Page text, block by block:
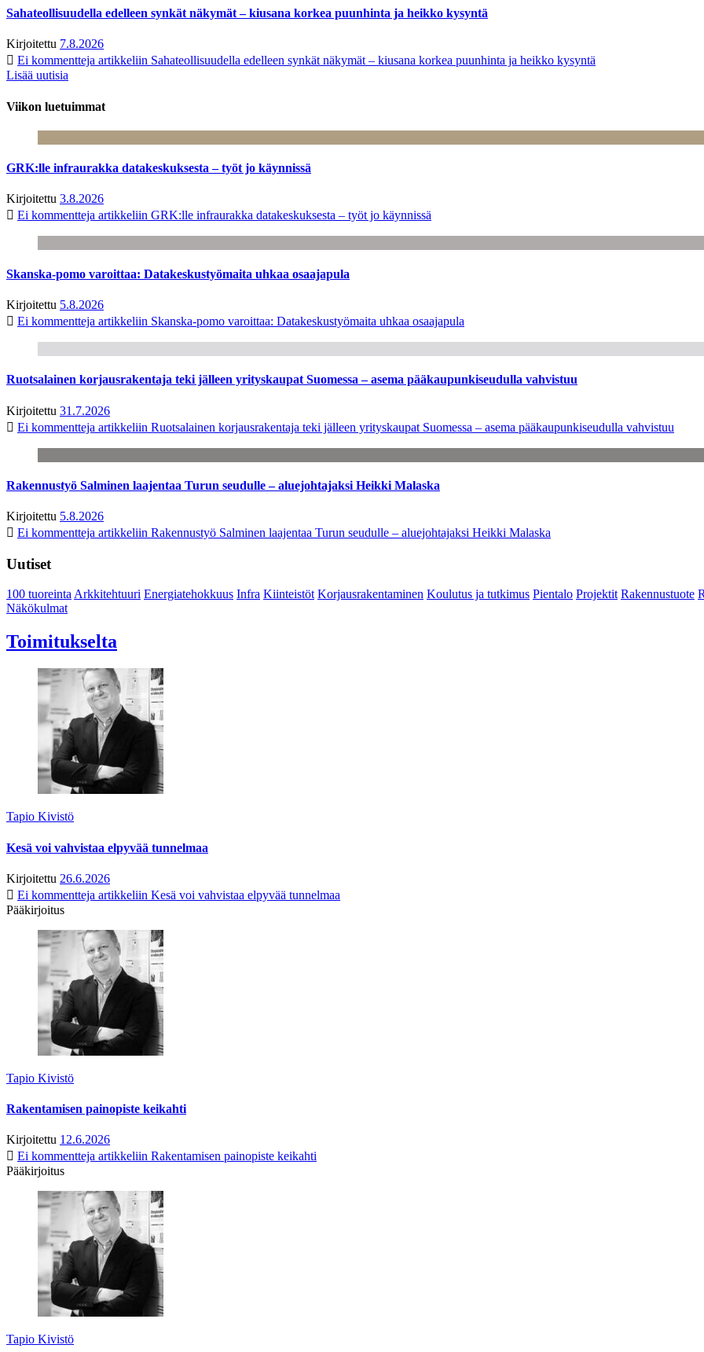
Sahateollisuudella edelleen synkät näkymät – kiusana korkea puunhinta ja heikko kysyntä
Kirjoitettu 7.8.2026
Ei kommentteja artikkeliin Sahateollisuudella edelleen synkät näkymät – kiusana korkea puunhinta ja heikko kysyntä
Lisää uutisia
Viikon luetuimmat
GRK:lle infraurakka datakeskuksesta – työt jo käynnissä
Kirjoitettu 3.8.2026
Ei kommentteja artikkeliin GRK:lle infraurakka datakeskuksesta – työt jo käynnissä
Skanska-pomo varoittaa: Datakeskustyömaita uhkaa osaajapula
Kirjoitettu 5.8.2026
Ei kommentteja artikkeliin Skanska-pomo varoittaa: Datakeskustyömaita uhkaa osaajapula
Ruotsalainen korjausrakentaja teki jälleen yrityskaupat Suomessa – asema pääkaupunkiseudulla vahvistuu
Kirjoitettu 31.7.2026
Ei kommentteja artikkeliin Ruotsalainen korjausrakentaja teki jälleen yrityskaupat Suomessa – asema pääkaupunkiseudulla vahvistuu
Rakennustyö Salminen laajentaa Turun seudulle – aluejohtajaksi Heikki Malaska
Kirjoitettu 5.8.2026
Ei kommentteja artikkeliin Rakennustyö Salminen laajentaa Turun seudulle – aluejohtajaksi Heikki Malaska
Uutiset
100 tuoreintaArkkitehtuuri Energiatehokkuus Infra Kiinteistöt Korjausrakentaminen Koulutus ja tutkimus Pientalo Projektit Rakennustuote
Näkökulmat
Toimitukselta
Tapio Kivistö
Kesä voi vahvistaa elpyvää tunnelmaa
Kirjoitettu 26.6.2026
Ei kommentteja artikkeliin Kesä voi vahvistaa elpyvää tunnelmaa
Pääkirjoitus
Tapio Kivistö
Rakentamisen painopiste keikahti
Kirjoitettu 12.6.2026
Ei kommentteja artikkeliin Rakentamisen painopiste keikahti
Pääkirjoitus
Tapio Kivistö